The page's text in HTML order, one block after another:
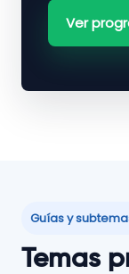
Ver
Guías y
Temas